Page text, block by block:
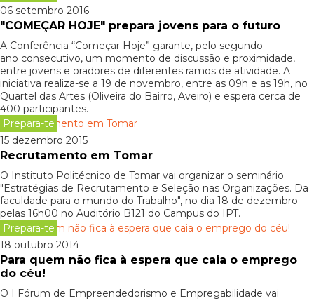
06 setembro 2016
"COMEÇAR HOJE" prepara jovens para o futuro
A Conferência “Começar Hoje” garante, pelo segundo
ano consecutivo, um momento de discussão e proximidade,
entre jovens e oradores de diferentes ramos de atividade. A
iniciativa realiza-se a 19 de novembro, entre as 09h e as 19h, no
Quartel das Artes (Oliveira do Bairro, Aveiro) e espera cerca de
400 participantes.
Prepara-te
15 dezembro 2015
Recrutamento em Tomar
O Instituto Politécnico de Tomar vai organizar o seminário
"Estratégias de Recrutamento e Seleção nas Organizações. Da
faculdade para o mundo do Trabalho", no dia 18 de dezembro
pelas 16h00 no Auditório B121 do Campus do IPT.
Prepara-te
18 outubro 2014
Para quem não fica à espera que caia o emprego
do céu!
O I Fórum de Empreendedorismo e Empregabilidade vai